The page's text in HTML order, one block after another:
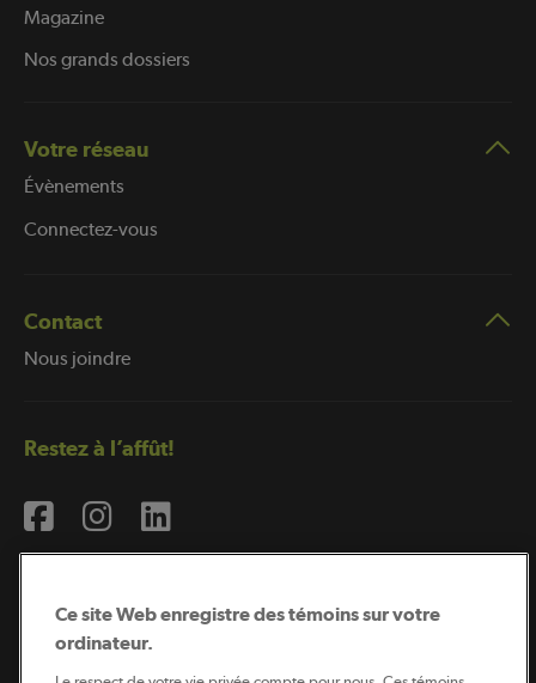
Magazine
Nos grands dossiers
Votre réseau
Évènements
Connectez-vous
Contact
Nous joindre
Restez à l’affût!
Ce site Web enregistre des témoins sur votre
ordinateur.